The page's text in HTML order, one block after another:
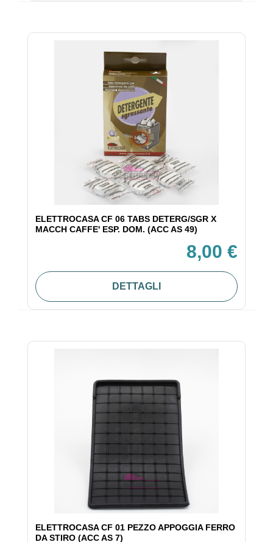
ELETTROCASA CF 06 TABS DETERG/SGR X
MACCH CAFFE' ESP. DOM. (ACC AS 49)
8,00 €
DETTAGLI
ELETTROCASA CF 01 PEZZO APPOGGIA FERRO
DA STIRO (ACC AS 7)